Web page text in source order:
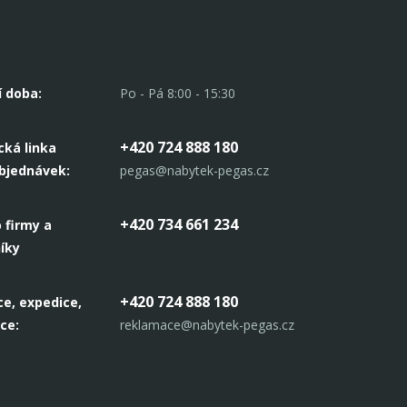
doba: Po - Pá 8:00 - 15:30
linka
+420 724 888 180
pegas@nabytek-pegas.cz
firmy a
+420 734 661 234
expedice,
+420 724 888 180
reklamace@nabytek-pegas.cz